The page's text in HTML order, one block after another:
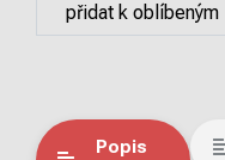
přidat k oblíbeným
Popis